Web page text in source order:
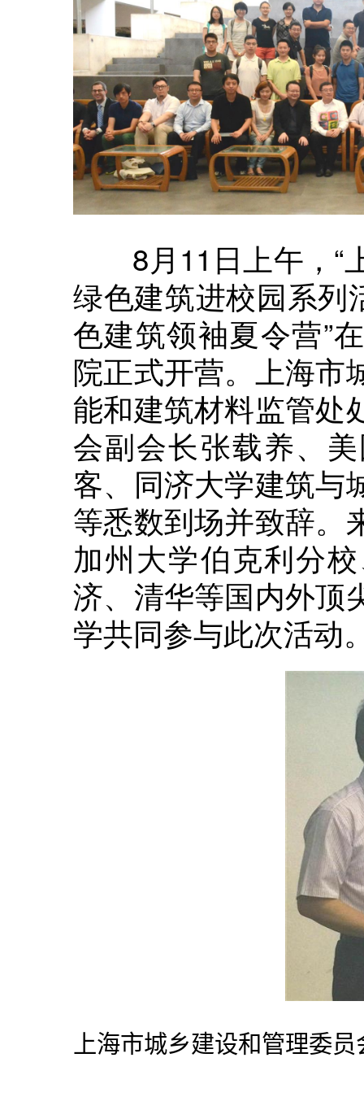
8月11日上午，“
绿色建筑进校园系列
色建筑领袖夏令营”
院正式开营。上海市
能和建筑材料监管处
会副会长张载养、
客、同济大学建筑与
等悉数到场并致辞。
加州大学伯克利分
济、清华等国内外顶
学共同参与此次活动
上海市城乡建设和管理委